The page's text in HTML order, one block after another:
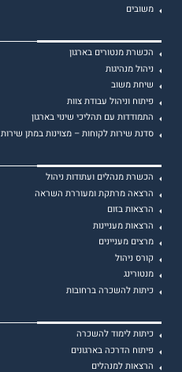
משובים
הכשרת מנטורים בארגון
ניהול מנהיגות
שיחת משוב
פיתוח וניהול עבודת צוות
התמודדות עם תהליכי שינוי בארגון
סדנת שירות לקוחות – מצוינות במתן שירות
הכשרת מנהלים ועתודות ניהול
הרצאה מרתקת ומעוררת השראה
הרצאות בזום
הרצאות מעניינות
מרצים מעניינים
קורס ניהול
מנטורינג
כיתות להשכרה ברחובות
כיתות לימוד להשכרה
פיתוח הדרכה בארגונים
הרצאות למנהלים